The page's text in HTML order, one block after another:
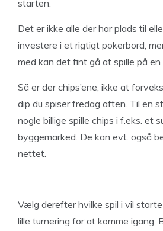
starten.
Det er ikke alle der har plads til
investere i et rigtigt pokerbord,
med kan det fint gå at spille på en
Så er der chips’ene, ikke at
dip du spiser fredag aften. Til en
nogle billige spille chips i f.eks. et
byggemarked. De kan evt. også
nettet.
Vælg derefter hvilke spil i vil
lille turnering for at komme igang.